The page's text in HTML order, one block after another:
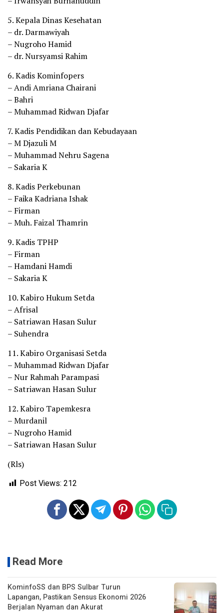
5. Kepala Dinas Kesehatan
– dr. Darmawiyah
– Nugroho Hamid
– dr. Nursyamsi Rahim
6. Kadis Kominfopers
– Andi Amriana Chairani
– Bahri
– Muhammad Ridwan Djafar
7. Kadis Pendidikan dan Kebudayaan
– M Djazuli M
– Muhammad Nehru Sagena
– Sakaria K
8. Kadis Perkebunan
– Faika Kadriana Ishak
– Firman
– Muh. Faizal Thamrin
9. Kadis TPHP
– Firman
– Hamdani Hamdi
– Sakaria K
10. Kabiro Hukum Setda
– Afrisal
– Satriawan Hasan Sulur
– Suhendra
11. Kabiro Organisasi Setda
– Muhammad Ridwan Djafar
– Nur Rahmah Parampasi
– Satriawan Hasan Sulur
12. Kabiro Tapemkesra
– Murdanil
– Nugroho Hamid
– Satriawan Hasan Sulur
(Rls)
Post Views: 212
Read More
KominfoSS dan BPS Sulbar Turun
Lapangan, Pastikan Sensus Ekonomi 2026
Berjalan Nyaman dan Akurat